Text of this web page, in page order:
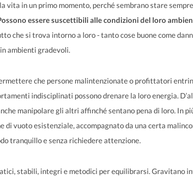
vita in un primo momento, perché sembrano stare
essere suscettibili alle condizioni del loro
che si trova intorno a loro - tanto cose buone come
ambienti gradevoli.
che persone malintenzionate o profittatori
indisciplinati possono drenare la loro energia.
manipolare gli altri affinché sentano pena di loro. In
di vuoto esistenziale, accompagnato da una certa
tranquillo e senza richiedere attenzione.
stabili, integri e metodici per equilibrarsi. Gravitano